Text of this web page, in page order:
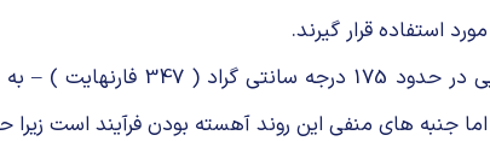
استفاده قرار گیرند.
بودن فرآیند است زیرا حدود 4 روز برای تکمیل شدن فرایند زمان لازم دارد و هزینه کاتالیزور ها نیز